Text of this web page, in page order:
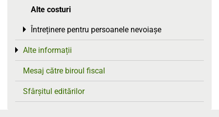
Alte costuri
Întreținere pentru persoanele nevoiașe
Toggle menu
Alte informații
Toggle menu
Mesaj către biroul fiscal
Sfârșitul editărilor